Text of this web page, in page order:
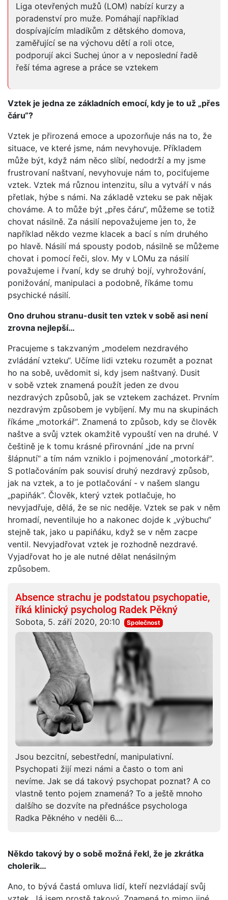
Liga otevřených mužů (LOM) nabízí kurzy a
poradenství pro muže. Pomáhají například
dospívajícím mladíkům z dětského domova,
zaměřující se na výchovu dětí a roli otce,
podporují akci Suchej únor a v neposlední řadě
řeší téma agrese a práce se vztekem
Vztek je jedna ze základních emocí, kdy je to už „přes
čáru“?
Vztek je přirozená emoce a upozorňuje nás na to, že
situace, ve které jsme, nám nevyhovuje. Příkladem
může být, když nám něco slíbí, nedodrží a my jsme
frustrovaní naštvaní, nevyhovuje nám to, pociťujeme
vztek. Vztek má různou intenzitu, sílu a vytváří v nás
přetlak, hýbe s námi. Na základě vzteku se pak nějak
chováme. A to může být „přes čáru“, můžeme se totiž
chovat násilně. Za násilí nepovažujeme jen to, že
například někdo vezme klacek a bací s ním druhého
po hlavě. Násilí má spousty podob, násilně se můžeme
chovat i pomocí řeči, slov. My v LOMu za násilí
považujeme i řvaní, kdy se druhý bojí, vyhrožování,
ponižování, manipulaci a podobně, říkáme tomu
psychické násilí.
Ono druhou stranu-dusit ten vztek v sobě asi není
zrovna nejlepší…
Pracujeme s takzvaným „modelem nezdravého
zvládání vzteku“. Učíme lidi vzteku rozumět a poznat
ho na sobě, uvědomit si, kdy jsem naštvaný. Dusit
v sobě vztek znamená použít jeden ze dvou
nezdravých způsobů, jak se vztekem zacházet. Prvním
nezdravým způsobem je vybíjení. My mu na skupinách
říkáme „motorkář“. Znamená to způsob, kdy se člověk
naštve a svůj vztek okamžitě vypouští ven na druhé. V
češtině je k tomu krásné přirovnání „jde na první
šlápnutí“ a tím nám vzniklo i pojmenování „motorkář“.
S potlačováním pak souvisí druhý nezdravý způsob,
jak na vztek, a to je potlačování - v našem slangu
„papiňák“. Člověk, který vztek potlačuje, ho
nevyjadřuje, dělá, že se nic neděje. Vztek se pak v něm
hromadí, neventiluje ho a nakonec dojde k „výbuchu“
stejně tak, jako u papiňáku, když se v něm zacpe
ventil. Nevyjadřovat vztek je rozhodně nezdravé.
Vyjadřovat ho je ale nutné dělat nenásilným
způsobem.
Absence strachu je podstatou psychopatie,
říká klinický psycholog Radek Pěkný
Sobota, 5. září 2020, 20:10 Společnost
Jsou bezcitní, sebestřední, manipulativní.
Psychopati žijí mezi námi a často o tom ani
nevíme. Jak se dá takový psychopat poznat? A co
vlastně tento pojem znamená? To a ještě mnoho
dalšího se dozvíte na přednášce psychologa
Radka Pěkného v neděli 6....
Někdo takový by o sobě možná řekl, že je zkrátka
cholerik…
Ano, to bývá častá omluva lidí, kteří nezvládají svůj